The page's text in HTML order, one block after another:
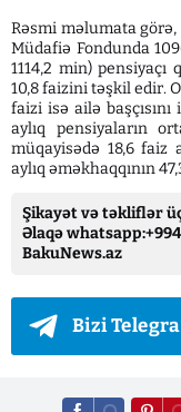
Rəsmi məlumata
Müdafiə Fondunda
1114,2 min)
10,8 faizini təşkil edir.
faizi isə ailə
aylıq pensiyaların
müqayisədə 18,6
aylıq əməkhaqqının
Şikayət və təkliflər
Əlaqə
BakuNews.az
Bizi